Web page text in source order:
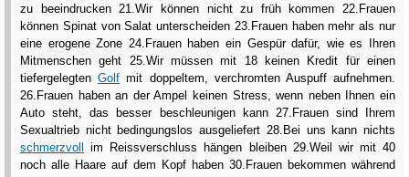
zu beeindrucken 21.Wir können nicht zu früh kommen 22.Frauen
können Spinat von Salat unterscheiden 23.Frauen haben mehr als nur
eine erogene Zone 24.Frauen haben ein Gespür dafür, wie es Ihren
Mitmenschen geht 25.Wir müssen mit 18 keinen Kredit für einen
tiefergelegtenGolf mit doppeltem, verchromten Auspuff aufnehmen.
26.Frauen haben an der Ampel keinen Stress, wenn neben Ihnen ein
Auto steht, das besser beschleunigen kann 27.Frauen sind Ihrem
Sexualtrieb nicht bedingungslos ausgeliefert 28.Bei uns kann nichts
schmerzvoll
im Reissverschluss hängen bleiben 29.Weil wir mit 40
noch alle Haare auf dem Kopf haben 30.Frauen bekommen während